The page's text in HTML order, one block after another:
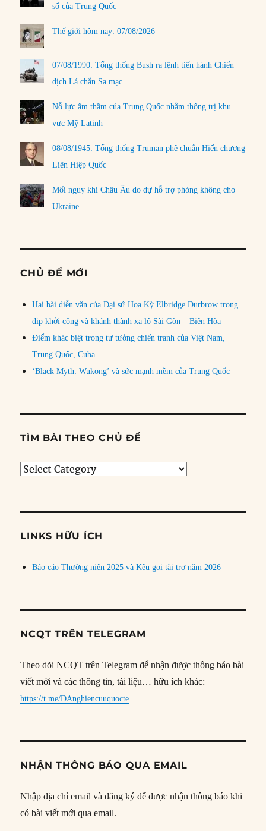
số của Trung Quốc
Thế giới hôm nay: 07/08/2026
07/08/1990: Tổng thống Bush ra lệnh tiến hành Chiến
dịch Lá chắn Sa mạc
Nỗ lực âm thầm của Trung Quốc nhằm thống trị khu
vực Mỹ Latinh
08/08/1945: Tổng thống Truman phê chuẩn Hiến chương
Liên Hiệp Quốc
Mối nguy khi Châu Âu do dự hỗ trợ phòng không cho
Ukraine
CHỦ ĐỀ MỚI
Hai bài diễn văn của Đại sứ Hoa Kỳ Elbridge Durbrow trong
dịp khởi công và khánh thành xa lộ Sài Gòn – Biên Hòa
Điểm khác biệt trong tư tưởng chiến tranh của Việt Nam,
Trung Quốc, Cuba
‘Black Myth: Wukong’ và sức mạnh mềm của Trung Quốc
TÌM BÀI THEO CHỦ ĐỀ
Tìm
đề
LINKS HỮU ÍCH
Báo cáo Thường niên 2025 và Kêu gọi tài trợ năm 2026
NCQT TRÊN TELEGRAM
Theo dõi NCQT trên Telegram để nhận được thông báo bài
viết mới và các thông tin, tài liệu… hữu ích khác:
https://t.me/DAnghiencuuquocte
NHẬN THÔNG BÁO QUA EMAIL
Nhập địa chỉ email và đăng ký để được nhận thông báo khi
có bài viết mới qua email.